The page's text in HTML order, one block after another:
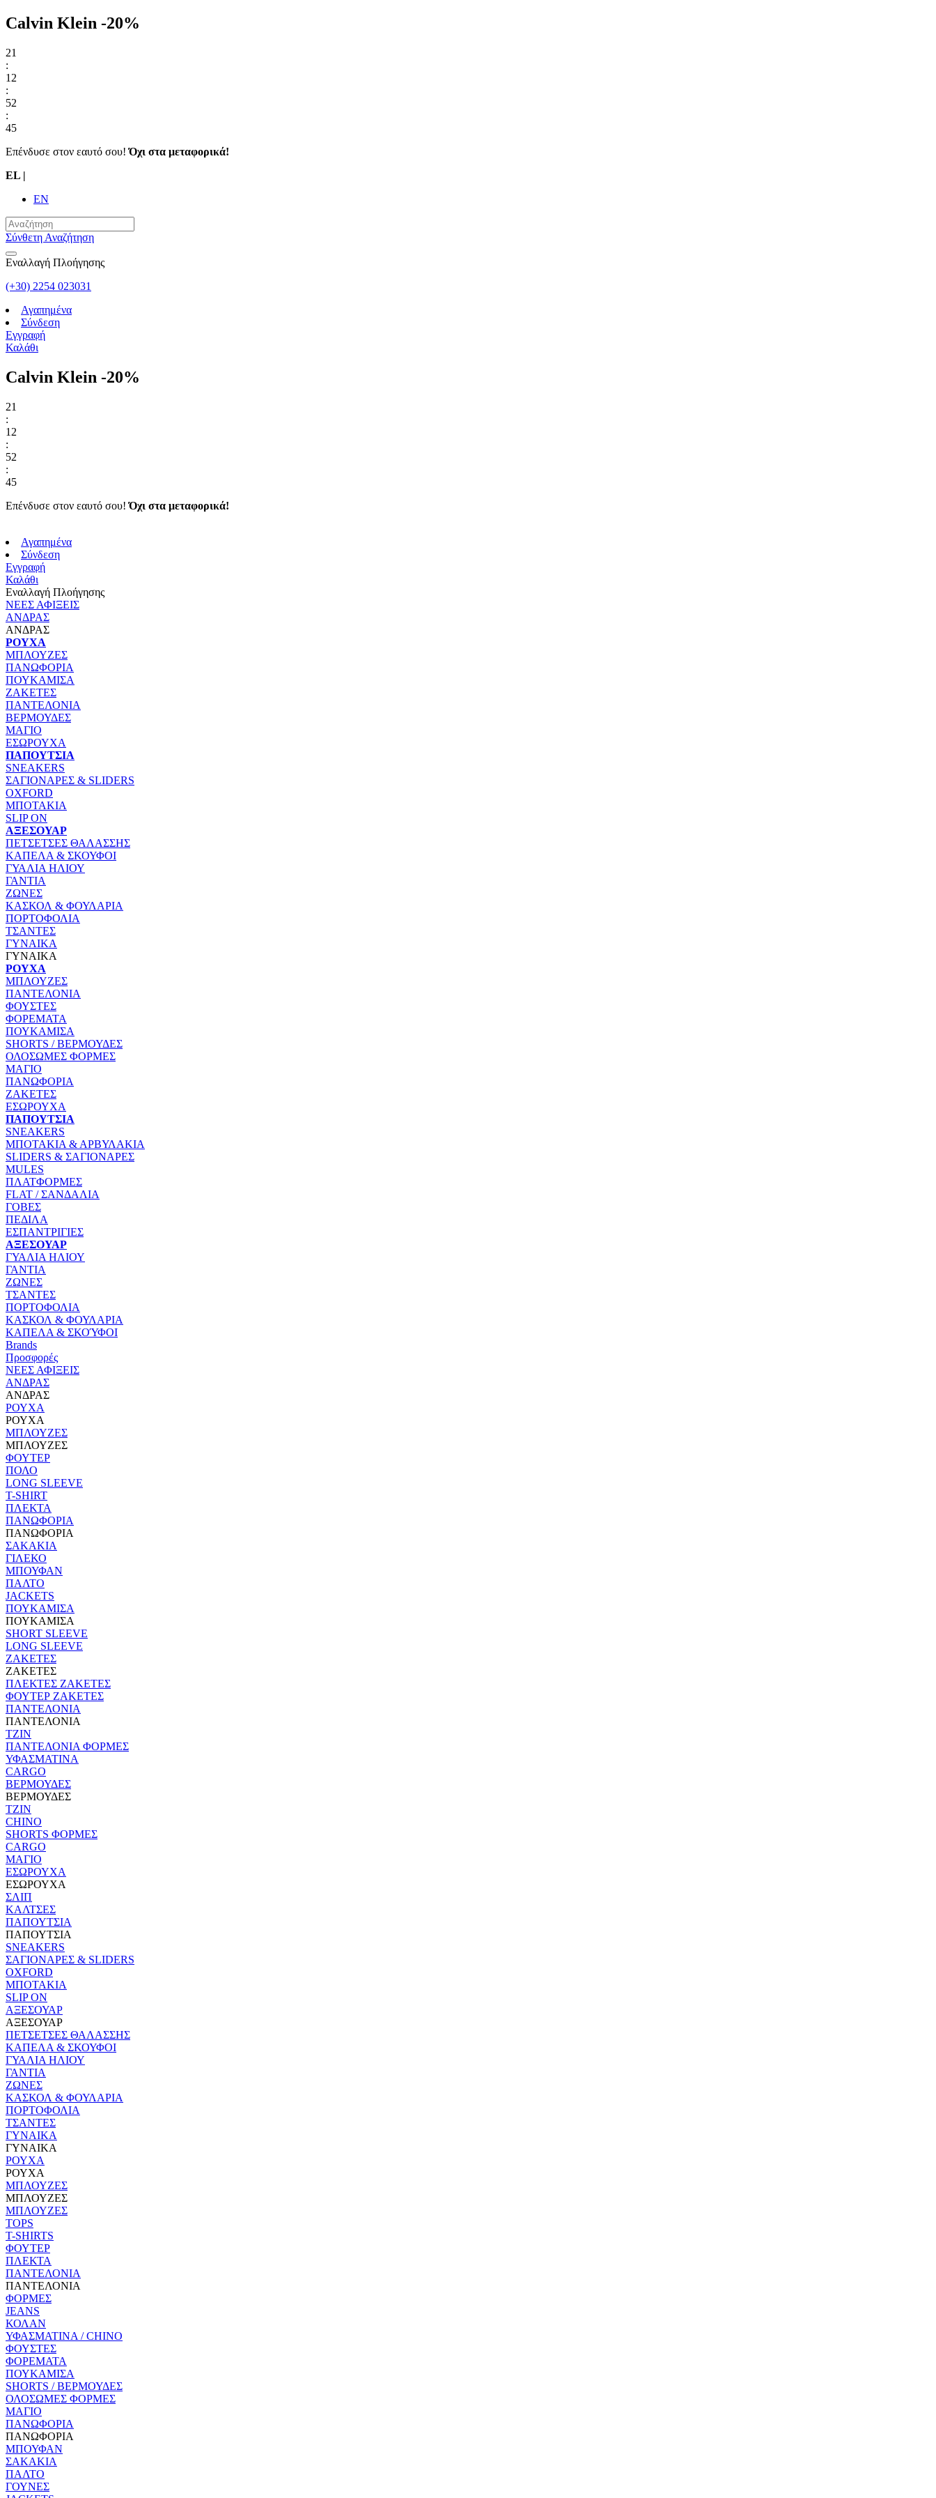
Calvin Klein -20%
21
:
12
:
52
:
45
Επένδυσε στον εαυτό σου!Όχι στα μεταφορικά!
EL |
EN
Σύνθετη Αναζήτηση
Εναλλαγή Πλοήγησης
(+30) 2254 023031
Αγαπημένα
Σύνδεση
Εγγραφή
Καλάθι
Calvin Klein -20%
21
:
12
:
52
:
45
Επένδυσε στον εαυτό σου!Όχι στα μεταφορικά!
Αγαπημένα
Σύνδεση
Εγγραφή
Καλάθι
Εναλλαγή Πλοήγησης
ΝΕΕΣ ΑΦΙΞΕΙΣ
ΑΝΔΡΑΣ
ΑΝΔΡΑΣ
ΡΟΥΧΑ
ΜΠΛΟΥΖΕΣ
ΠΑΝΩΦΟΡΙΑ
ΠΟΥΚΑΜΙΣΑ
ΖΑΚΕΤΕΣ
ΠΑΝΤΕΛΟΝΙΑ
ΒΕΡΜΟΥΔΕΣ
ΜΑΓΙΟ
ΕΣΩΡΟΥΧΑ
ΠΑΠΟΥΤΣΙΑ
SNEAKERS
ΣΑΓΙΟΝΑΡΕΣ & SLIDERS
OXFORD
ΜΠΟΤΑΚΙΑ
SLIP ON
ΑΞΕΣΟΥΑΡ
ΠΕΤΣΕΤΣΕΣ ΘΑΛΑΣΣΗΣ
ΚΑΠΕΛΑ & ΣΚΟΥΦΟΙ
ΓΥΑΛΙΑ ΗΛΙΟΥ
ΓΑΝΤΙΑ
ΖΩΝΕΣ
ΚΑΣΚΟΛ & ΦΟΥΛΑΡΙΑ
ΠΟΡΤΟΦΟΛΙΑ
ΤΣΑΝΤΕΣ
ΓΥΝΑΙΚΑ
ΓΥΝΑΙΚΑ
ΡΟΥΧΑ
ΜΠΛΟΥΖΕΣ
ΠΑΝΤΕΛΟΝΙΑ
ΦΟΥΣΤΕΣ
ΦΟΡΕΜΑΤΑ
ΠΟΥΚΑΜΙΣΑ
SHORTS / ΒΕΡΜΟΥΔΕΣ
ΟΛΟΣΩΜΕΣ ΦΟΡΜΕΣ
ΜΑΓΙΟ
ΠΑΝΩΦΟΡΙΑ
ΖΑΚΕΤΕΣ
ΕΣΩΡΟΥΧΑ
ΠΑΠΟΥΤΣΙΑ
SNEAKERS
ΜΠΟΤΑΚΙΑ & ΑΡΒΥΛΑΚΙΑ
SLIDERS & ΣΑΓΙΟΝΑΡΕΣ
MULES
ΠΛΑΤΦΟΡΜΕΣ
FLAT / ΣΑΝΔΑΛΙΑ
ΓΟΒΕΣ
ΠΕΔΙΛΑ
ΕΣΠΑΝΤΡΙΓΙΕΣ
ΑΞΕΣΟΥΑΡ
ΓΥΑΛΙΑ ΗΛΙΟΥ
ΓΑΝΤΙΑ
ΖΩΝΕΣ
ΤΣΑΝΤΕΣ
ΠΟΡΤΟΦΟΛΙΑ
ΚΑΣΚΟΛ & ΦΟΥΛΑΡΙΑ
ΚΑΠΕΛΑ & ΣΚΟΎΦΟΙ
Brands
Προσφορές
ΝΕΕΣ ΑΦΙΞΕΙΣ
ΑΝΔΡΑΣ
ΑΝΔΡΑΣ
ΡΟΥΧΑ
ΡΟΥΧΑ
ΜΠΛΟΥΖΕΣ
ΜΠΛΟΥΖΕΣ
ΦΟΥΤΕΡ
ΠΟΛΟ
LONG SLEEVE
T-SHIRT
ΠΛΕΚΤΑ
ΠΑΝΩΦΟΡΙΑ
ΠΑΝΩΦΟΡΙΑ
ΣΑΚΑΚΙΑ
ΓΙΛΕΚΟ
ΜΠΟΥΦΑΝ
ΠΑΛΤΟ
JACKETS
ΠΟΥΚΑΜΙΣΑ
ΠΟΥΚΑΜΙΣΑ
SHORT SLEEVE
LONG SLEEVE
ΖΑΚΕΤΕΣ
ΖΑΚΕΤΕΣ
ΠΛΕΚΤΕΣ ΖΑΚΕΤΕΣ
ΦΟΥΤΕΡ ΖΑΚΕΤΕΣ
ΠΑΝΤΕΛΟΝΙΑ
ΠΑΝΤΕΛΟΝΙΑ
ΤΖΙΝ
ΠΑΝΤΕΛΟΝΙΑ ΦΟΡΜΕΣ
ΥΦΑΣΜΑΤΙΝΑ
CARGO
ΒΕΡΜΟΥΔΕΣ
ΒΕΡΜΟΥΔΕΣ
ΤΖΙΝ
CHINO
SHORTS ΦΟΡΜΕΣ
CARGO
ΜΑΓΙΟ
ΕΣΩΡΟΥΧΑ
ΕΣΩΡΟΥΧΑ
ΣΛΙΠ
ΚΑΛΤΣΕΣ
ΠΑΠΟΥΤΣΙΑ
ΠΑΠΟΥΤΣΙΑ
SNEAKERS
ΣΑΓΙΟΝΑΡΕΣ & SLIDERS
OXFORD
ΜΠΟΤΑΚΙΑ
SLIP ON
ΑΞΕΣΟΥΑΡ
ΑΞΕΣΟΥΑΡ
ΠΕΤΣΕΤΣΕΣ ΘΑΛΑΣΣΗΣ
ΚΑΠΕΛΑ & ΣΚΟΥΦΟΙ
ΓΥΑΛΙΑ ΗΛΙΟΥ
ΓΑΝΤΙΑ
ΖΩΝΕΣ
ΚΑΣΚΟΛ & ΦΟΥΛΑΡΙΑ
ΠΟΡΤΟΦΟΛΙΑ
ΤΣΑΝΤΕΣ
ΓΥΝΑΙΚΑ
ΓΥΝΑΙΚΑ
ΡΟΥΧΑ
ΡΟΥΧΑ
ΜΠΛΟΥΖΕΣ
ΜΠΛΟΥΖΕΣ
ΜΠΛΟΥΖΕΣ
TOPS
T-SHIRTS
ΦΟΥΤΕΡ
ΠΛΕΚΤΑ
ΠΑΝΤΕΛΟΝΙΑ
ΠΑΝΤΕΛΟΝΙΑ
ΦΟΡΜΕΣ
JEANS
ΚΟΛΑΝ
ΥΦΑΣΜΑΤΙΝΑ / CHINO
ΦΟΥΣΤΕΣ
ΦΟΡΕΜΑΤΑ
ΠΟΥΚΑΜΙΣΑ
SHORTS / ΒΕΡΜΟΥΔΕΣ
ΟΛΟΣΩΜΕΣ ΦΟΡΜΕΣ
ΜΑΓΙΟ
ΠΑΝΩΦΟΡΙΑ
ΠΑΝΩΦΟΡΙΑ
ΜΠΟΥΦΑΝ
ΣΑΚΑΚΙΑ
ΠΑΛΤΟ
ΓΟΥΝΕΣ